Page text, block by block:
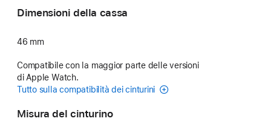
Dimensioni della cassa
46 mm
Compatibile con la maggior parte delle versioni
di Apple Watch.
Tutto sulla compatibilità dei cinturini
Misura del cinturino